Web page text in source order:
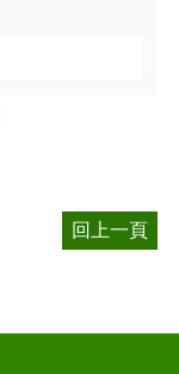
回上一頁